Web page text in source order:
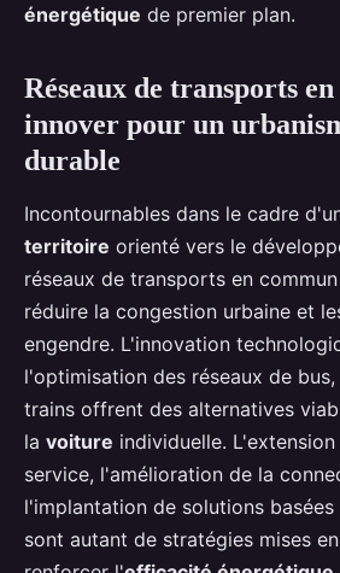
énergétique de premier plan.
Réseaux de transports
innover pour un
durable
Incontournables dans le cadre
territoire orienté vers le
réseaux de transports en
réduire la congestion urbaine et
engendre. L'innovation
l'optimisation des réseaux de
trains offrent des alternatives
la voiture individuelle.
service, l'amélioration de la
l'implantation de solutions basées
sont autant de stratégies mises